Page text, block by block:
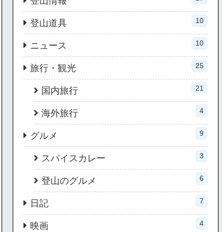
登山道具 10
ニュース 10
旅行・観光 25
国内旅行 21
海外旅行 4
グルメ 9
スパイスカレー 3
登山のグルメ 6
日記 7
映画 4